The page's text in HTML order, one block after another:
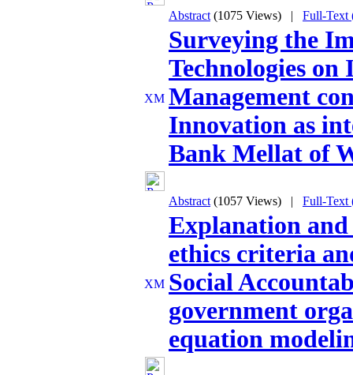
Abstract (1075 Views) | Full-Text
Surveying the
Technologies
Management
Innovation as
Bank Mellat of
Abstract (1057 Views) | Full-Text
Explanation
ethics criteria
Social
government
equation